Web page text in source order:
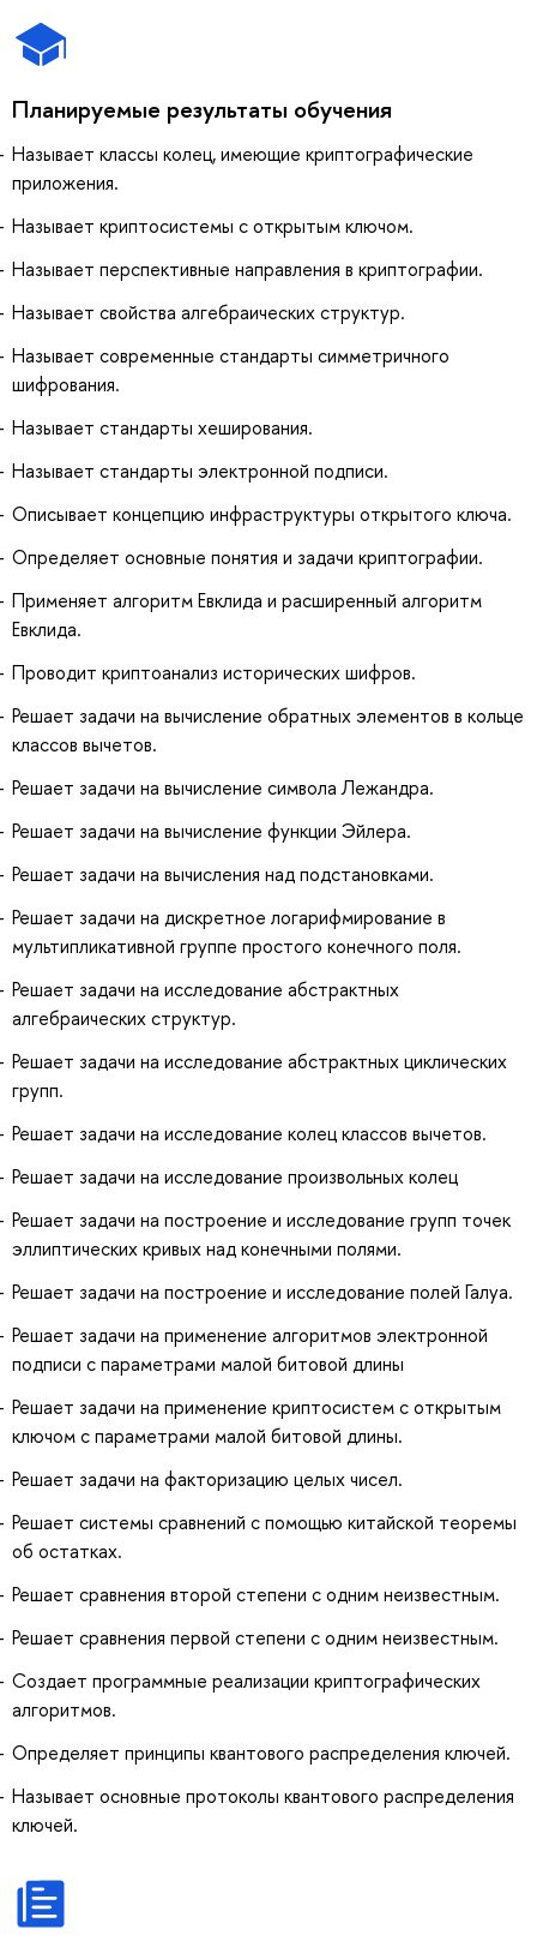
Планируемые результаты обучения
Называет классы колец, имеющие криптографические
приложения.
Называет криптосистемы с открытым ключом.
Называет перспективные направления в криптографии.
Называет свойства алгебраических структур.
Называет современные стандарты симметричного
шифрования.
Называет стандарты хеширования.
Называет стандарты электронной подписи.
Описывает концепцию инфраструктуры открытого ключа.
Определяет основные понятия и задачи криптографии.
Применяет алгоритм Евклида и расширенный алгоритм
Евклида.
Проводит криптоанализ исторических шифров.
Решает задачи на вычисление обратных элементов в кольце
классов вычетов.
Решает задачи на вычисление символа Лежандра.
Решает задачи на вычисление функции Эйлера.
Решает задачи на вычисления над подстановками.
Решает задачи на дискретное логарифмирование в
мультипликативной группе простого конечного поля.
Решает задачи на исследование абстрактных
алгебраических структур.
Решает задачи на исследование абстрактных циклических
групп.
Решает задачи на исследование колец классов вычетов.
Решает задачи на исследование произвольных колец
Решает задачи на построение и исследование групп точек
эллиптических кривых над конечными полями.
Решает задачи на построение и исследование полей Галуа.
Решает задачи на применение алгоритмов электронной
подписи с параметрами малой битовой длины
Решает задачи на применение криптосистем с открытым
ключом с параметрами малой битовой длины.
Решает задачи на факторизацию целых чисел.
Решает системы сравнений с помощью китайской теоремы
об остатках.
Решает сравнения второй степени с одним неизвестным.
Решает сравнения первой степени с одним неизвестным.
Создает программные реализации криптографических
алгоритмов.
Определяет принципы квантового распределения ключей.
Называет основные протоколы квантового распределения
ключей.